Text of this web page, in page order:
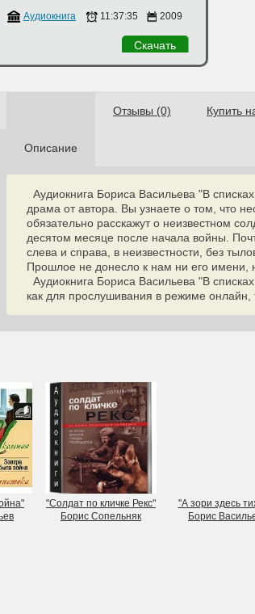
Аудиокнига 11:37:35 2009
Скачать
Описание
Отзывы (0) Купить
Аудиокнига Бориса Васильева "В
драма от автора. Вы узнаете о том, что
обязательно расскажут о неизвестном
десятом месяце после начала войны.
слева и справа, в неизвестности, без
Прошлое не донесло к нам ни его имени,
Аудиокнига Бориса Васильева "В
как для прослушивания в режиме онлайн,
"Солдат по кличке Рекс"
Борис Сопельняк
"А зори здесь
Борис